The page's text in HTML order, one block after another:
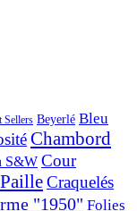
Sellers Beyerlé Bleu
Chambord
S&W Cour
Craquelés
"1950" Folies